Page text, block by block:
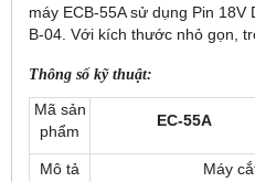
máy ECB-55A sử dụng Pin 18V
B-04. Với kích thước nhỏ gọn,
Thông số kỹ thuật:
Mã sản
phẩm
EC-55A
Mô tả Máy